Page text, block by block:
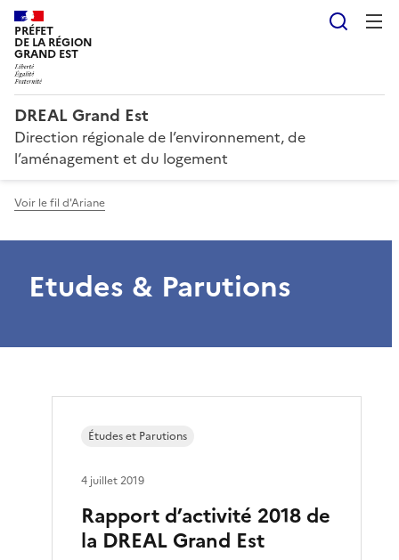
PRÉFET
DE LA RÉGION
GRAND EST
DREAL Grand Est
Direction régionale de l’environnement, de
l’aménagement et du logement
Voir le fil d'Ariane
Etudes & Parutions
Rapport d’activité 2018 de
la DREAL Grand Est
Études et Parutions
4 juillet 2019